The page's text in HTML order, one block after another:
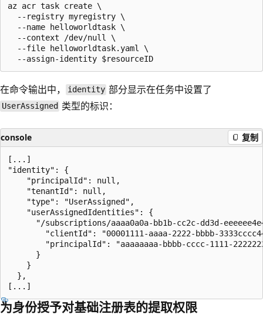
az acr task create \
  --registry myregistry \
  --name helloworldtask \
  --context /dev/null \
  --file helloworldtask.yaml \
在命令输出中， identity 部分显示在任务中设置了
UserAssigned 类型的标识：
console 复制
[...]
"identity": {
    "principalId": null,
    "tenantId": null,
    "type": "UserAssigned",
    "userAssignedIdentities": {
"/subscriptions/aaaa0a0a-bb1b-cc2c-dd3d-
"clientId": "00001111-aaaa-2222-bbbb-
"principalId": "aaaaaaaa-bbbb-cccc-1111-
      }
    }
  },
为身份授予对基础注册表的提取权限